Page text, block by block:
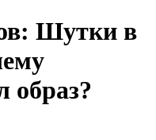
Шутки в
образ?